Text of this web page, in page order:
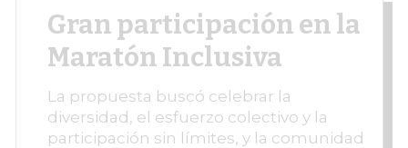
Gran participación en la
Maratón Inclusiva
La propuesta buscó celebrar la
diversidad, el esfuerzo colectivo y la
participación sin límites, y la comunidad